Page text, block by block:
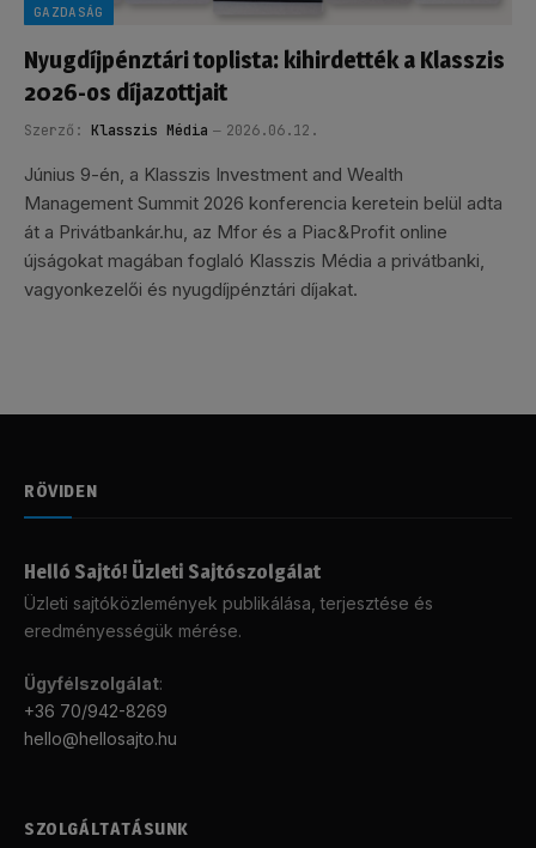
GAZDASÁG
Nyugdíjpénztári toplista: kihirdették a Klasszis
2026-os díjazottjait
Szerző: Klasszis Média 2026.06.12.
Június 9-én, a Klasszis Investment and Wealth
Management Summit 2026 konferencia keretein belül adta
át a Privátbankár.hu, az Mfor és a Piac&Profit online
újságokat magában foglaló Klasszis Média a privátbanki,
vagyonkezelői és nyugdíjpénztári díjakat.
RÖVIDEN
Helló Sajtó! Üzleti Sajtószolgálat
Üzleti sajtóközlemények publikálása, terjesztése és
eredményességük mérése.
Ügyfélszolgálat:
+36 70/942-8269
hello@hellosajto.hu
SZOLGÁLTATÁSUNK